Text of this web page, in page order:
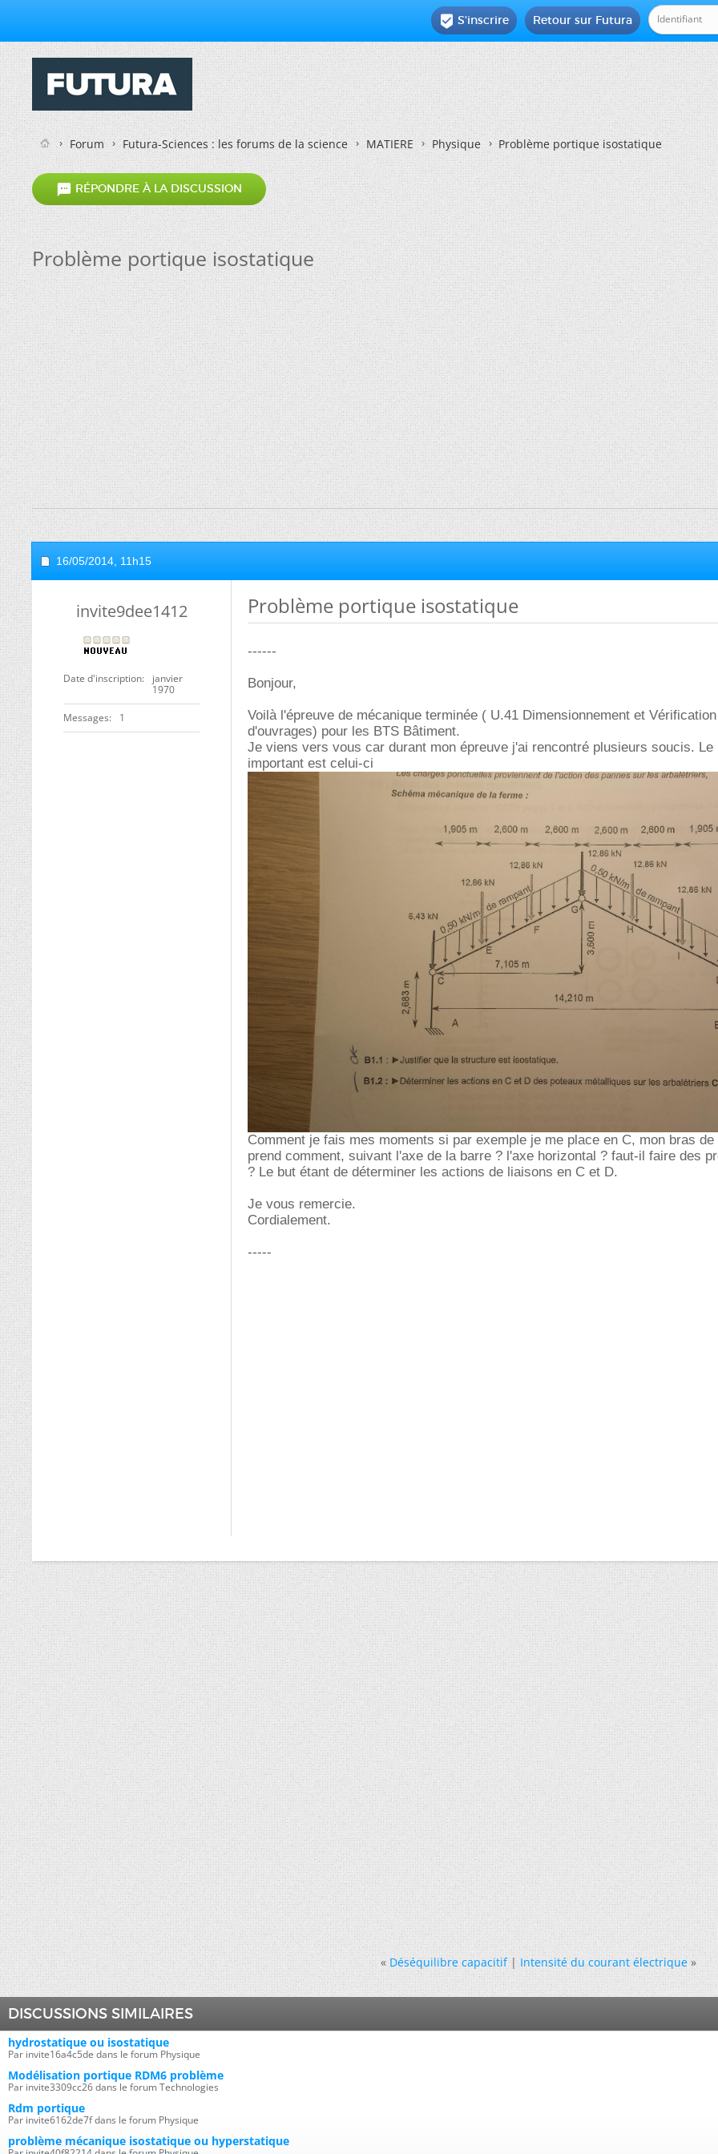
Retour sur Futura
 S'inscrire
Forum Futura-Sciences : les forums de la science MATIERE Physique Problème portique isostatique
 RÉPONDRE À LA DISCUSSION
Problème portique isostatique
16/05/2014, 11h15
invite9dee1412
Date d'inscription
janvier
1970
Messages 1
Problème portique isostatique
------
Bonjour,
Voilà l'épreuve de mécanique terminée ( U.41 Dimensionnement et Vérification
d'ouvrages) pour les BTS Bâtiment.
Je viens vers vous car durant mon épreuve j'ai rencontré plusieurs soucis. Le
important est celui-ci
Comment je fais mes moments si par exemple je me place en C, mon bras
prend comment, suivant l'axe de la barre ? l'axe horizontal ? faut-il faire des
? Le but étant de déterminer les actions de liaisons en C et D.
Je vous remercie.
Cordialement.
-----
« Déséquilibre capacitif|Intensité du courant électrique »
DISCUSSIONS SIMILAIRES
hydrostatique ou isostatique
Par invite16a4c5de dans le forum Physique
Modélisation portique RDM6 problème
Par invite3309cc26 dans le forum Technologies
Rdm portique
Par invite6162de7f dans le forum Physique
problème mécanique isostatique ou hyperstatique